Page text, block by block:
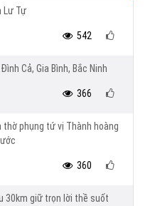
Lư Tự
542
Cả, Gia Bình, Bắc Ninh
366
thờ phụng tứ vị Thành hoàng
360
30km giữ trọn lời thề suốt